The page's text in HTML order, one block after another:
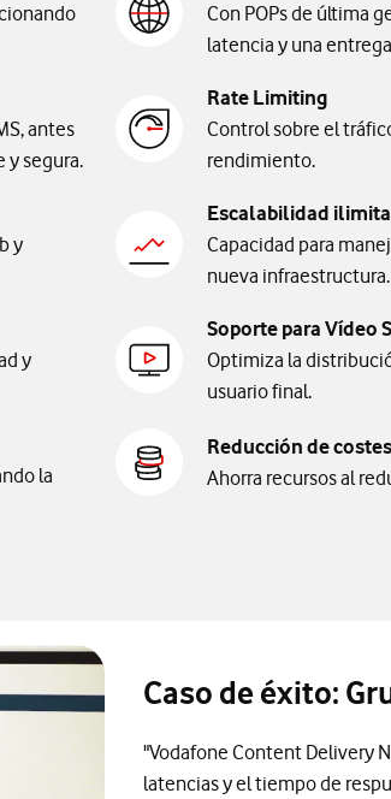
Con POPs de última
latencia y una
antes
y segura.
Rate Limiting
Control sobre el
rendimiento.
y
Escalabilidad
Capacidad para
nueva infraestructura.
y
Soporte para Vídeo
Optimiza la
usuario final.
la
Reducción de
Ahorra recursos al
Caso de éxito:
"Vodafone Content Delivery
latencias y el tiempo de